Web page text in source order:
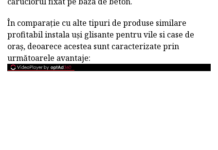
În comparație cu alte tipuri de produse similare
profitabilinstalauși glisante pentru vile si case de
oraș, deoarece acestea sunt caracterizate prin
următoarele avantaje: